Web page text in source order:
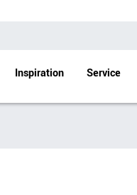
Inspiration Service